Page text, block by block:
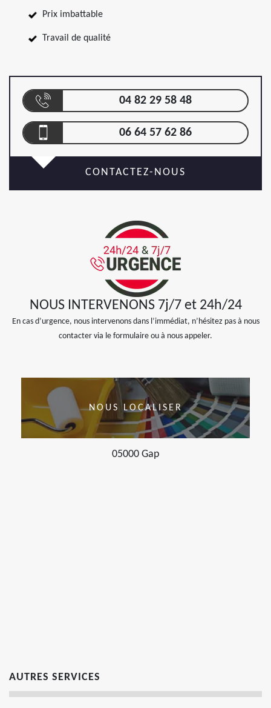
Prix imbattable
Travail de qualité
04 82 29 58 48
06 64 57 62 86
CONTACTEZ-NOUS
NOUS INTERVENONS 7j/7 et 24h/24
En cas d’urgence, nous intervenons dans l’immédiat, n’hésitez pas à nous
contacter via le formulaire ou à nous appeler.
NOUS LOCALISER
05000 Gap
AUTRES SERVICES